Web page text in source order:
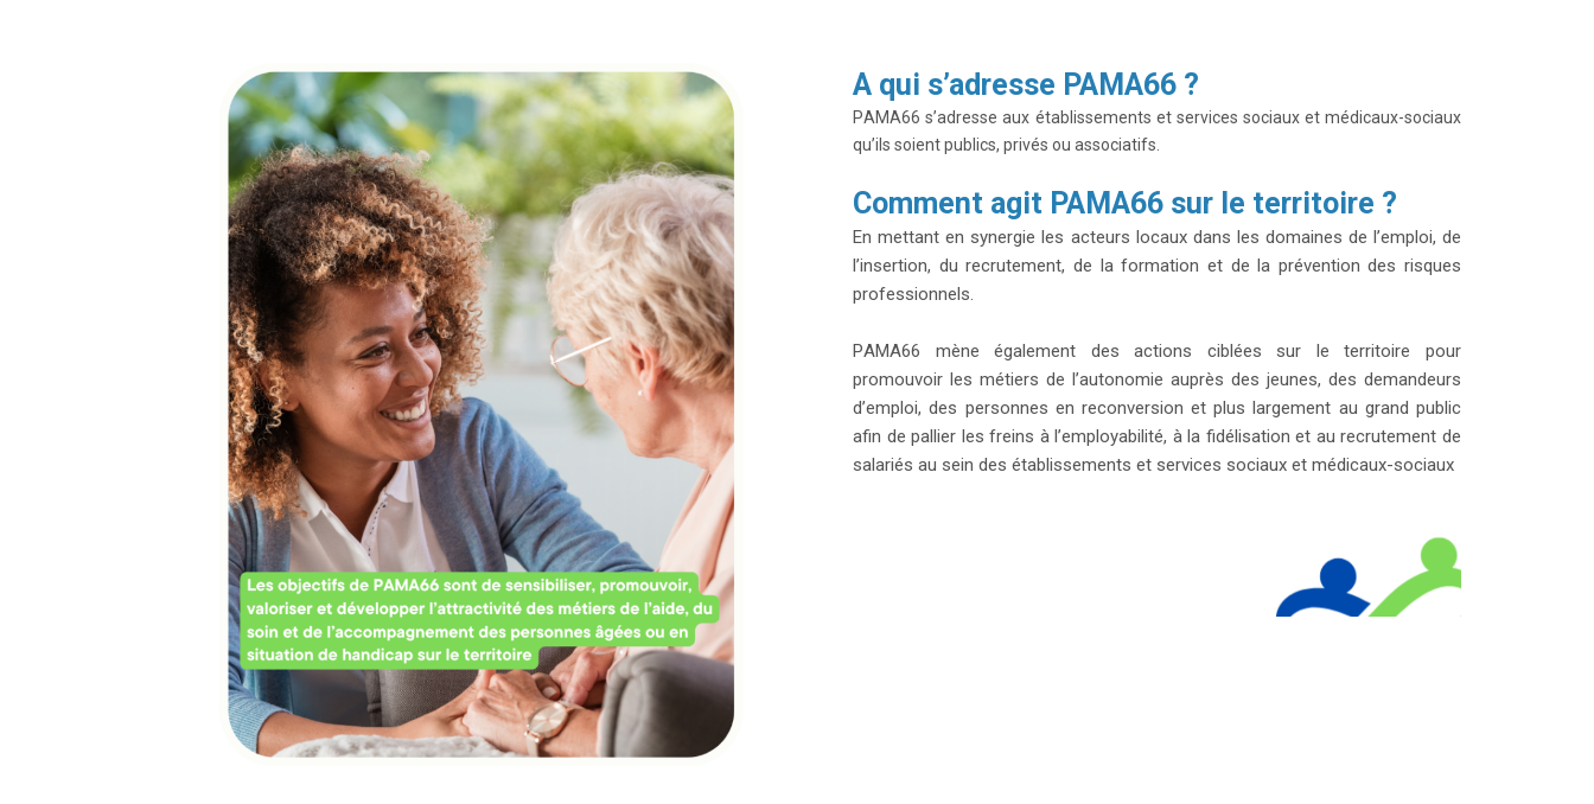
A qui s’adresse PAMA66 ?
PAMA66 s’adresse aux établissements et services sociaux et médicaux-sociaux
qu’ils soient publics, privés ou associatifs.
Comment agit PAMA66 sur le territoire ?
En mettant en synergie les acteurs locaux dans les domaines de l’emploi, de
l’insertion, du recrutement, de la formation et de la prévention des risques
professionnels.
PAMA66 mène également des actions ciblées sur le territoire pour
promouvoir les métiers de l’autonomie auprès des jeunes, des demandeurs
d’emploi, des personnes en reconversion et plus largement au grand public
afin de pallier les freins à l’employabilité, à la fidélisation et au recrutement de
salariés au sein des établissements et services sociaux et médicaux-sociaux